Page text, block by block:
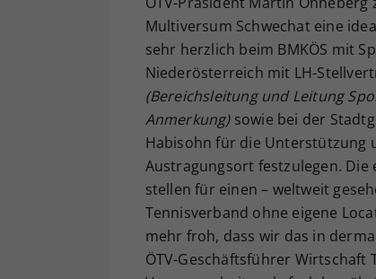
Multiversum Schwechat eine
sehr herzlich beim BMKÖS mit
Niederösterreich mit LH-
(Bereichsleitung und Leitung
Anmerkung)sowie bei der
Habisohn für die Unterstützung
Austragungsort festzulegen. Die
stellen für einen – weltweit
Tennisverband ohne eigene
mehr froh, dass wir das in
ÖTV-Geschäftsführer Wirtschaft